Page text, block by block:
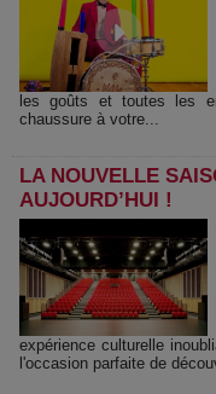
les goûts et toutes les
chaussure à votre...
LA NOUVELLE
AUJOURD’HUI !
expérience culturelle
l'occasion parfaite de